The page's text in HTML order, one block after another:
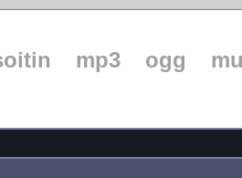
mp3 ogg